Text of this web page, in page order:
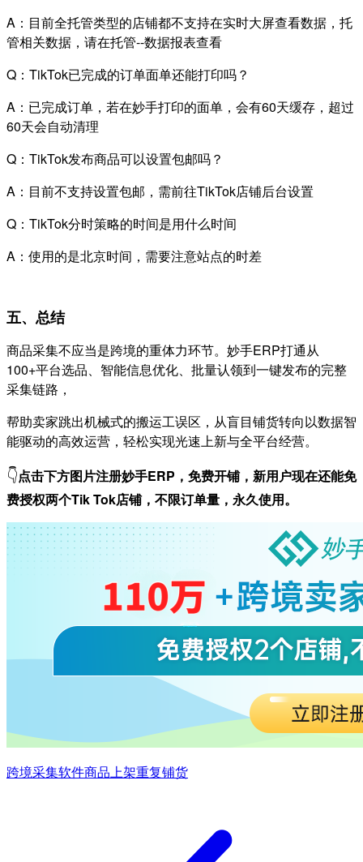
A：目前全托管类型的店铺都不支持在实时大屏查看数据，托
管相关数据，请在托管--数据报表查看
Q：TikTok已完成的订单面单还能打印吗？
A：已完成订单，若在妙手打印的面单，会有60天缓存，超过
60天会自动清理
Q：TikTok发布商品可以设置包邮吗？
A：目前不支持设置包邮，需前往TikTok店铺后台设置
Q：TikTok分时策略的时间是用什么时间
A：使用的是北京时间，需要注意站点的时差
五、总结
商品采集不应当是跨境的重体力环节。妙手ERP打通从
100+平台选品、智能信息优化、批量认领到一键发布的完整
采集链路，
帮助卖家跳出机械式的搬运工误区，从盲目铺货转向以数据智
能驱动的高效运营，轻松实现光速上新与全平台经营。
👇点击下方图片注册妙手ERP，免费开铺， 新用户现在还能免
费授权两个Tik Tok店铺，不限订单量，永久使用。
跨境采集软件商品上架重复铺货